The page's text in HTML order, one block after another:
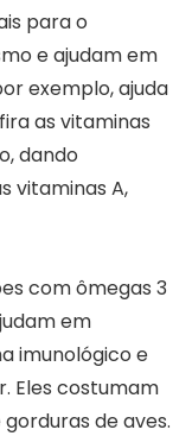
para o
e ajudam em
exemplo, ajuda
as vitaminas
dando
vitaminas A,
com ômegas 3
em
imunológico e
Eles costumam
de aves.